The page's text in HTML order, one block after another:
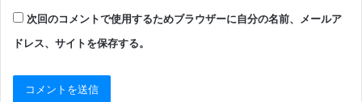
次回のコメントで使用するためブラウザーに自分の名前、メールア
ドレス、サイトを保存する。